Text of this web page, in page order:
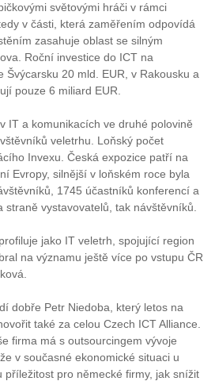
světovými hráči v rámci
v části, která zaměřením odpovídá
zasahuje oblast se silným
Roční investice do ICT na
20 mld. EUR, v Rakousku a
pouze 6 miliard EUR.
IT a komunikacích ve druhé polovině
veletrhu. Loňský počet
Invexu. Česká expozice patří na
Evropy, silnější v loňském roce byla
1745 účastníků konferencí a
vystavovatelů, tak návštěvníků.
jako IT veletrh, spojující region
na významu ještě více po vstupu ČR
dobře Petr Niedoba, který letos na
také za celou Czech ICT Alliance.
firma má s outsourcingem vývoje
v současné ekonomické situaci u
pro německé firmy, jak snížit